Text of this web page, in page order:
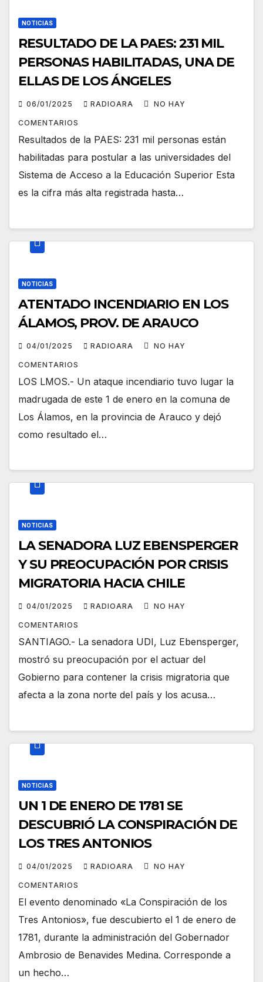
NOTICIAS
RESULTADO DE LA PAES: 231 MIL
PERSONAS HABILITADAS, UNA DE
ELLAS DE LOS ÁNGELES
06/01/2025 RADIOARA NO HAY
COMENTARIOS
Resultados de la PAES: 231 mil personas están
habilitadas para postular a las universidades del
Sistema de Acceso a la Educación Superior Esta
es la cifra más alta registrada hasta…
NOTICIAS
ATENTADO INCENDIARIO EN LOS
ÁLAMOS, PROV. DE ARAUCO
04/01/2025 RADIOARA NO HAY
COMENTARIOS
LOS LMOS.- Un ataque incendiario tuvo lugar la
madrugada de este 1 de enero en la comuna de
Los Álamos, en la provincia de Arauco y dejó
como resultado el…
NOTICIAS
LA SENADORA LUZ EBENSPERGER
Y SU PREOCUPACIÓN POR CRISIS
MIGRATORIA HACIA CHILE
04/01/2025 RADIOARA NO HAY
COMENTARIOS
SANTIAGO.- La senadora UDI, Luz Ebensperger,
mostró su preocupación por el actuar del
Gobierno para contener la crisis migratoria que
afecta a la zona norte del país y los acusa…
NOTICIAS
UN 1 DE ENERO DE 1781 SE
DESCUBRIÓ LA CONSPIRACIÓN DE
LOS TRES ANTONIOS
04/01/2025 RADIOARA NO HAY
COMENTARIOS
El evento denominado «La Conspiración de los
Tres Antonios», fue descubierto el 1 de enero de
1781, durante la administración del Gobernador
Ambrosio de Benavides Medina. Corresponde a
un hecho…